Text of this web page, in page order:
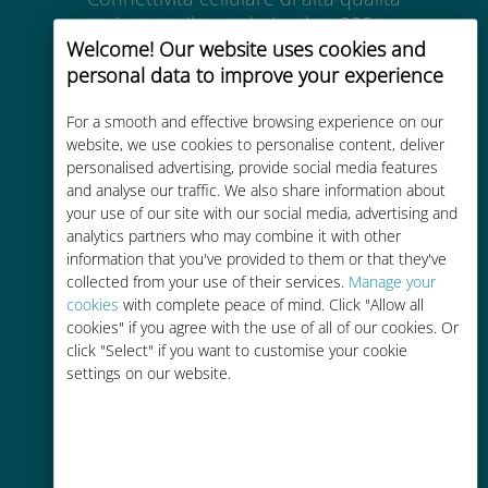
Welcome! Our website uses cookies and
personal data to improve your experience
For a smooth and effective browsing experience on our
website, we use cookies to personalise content, deliver
personalised advertising, provide social media features
and analyse our traffic. We also share information about
your use of our site with our social media, advertising and
analytics partners who may combine it with other
information that you've provided to them or that they've
collected from your use of their services. Manage your
cookies with complete peace of mind. Click "Allow all
cookies" if you agree with the use of all of our cookies. Or
click "Select" if you want to customise your cookie
settings on our website.
in tutto il mondo in oltre 200
destinazioni
Economico
Fino al 90% in meno rispetto alle
tariffe di roaming con il vostro
operatore attuale